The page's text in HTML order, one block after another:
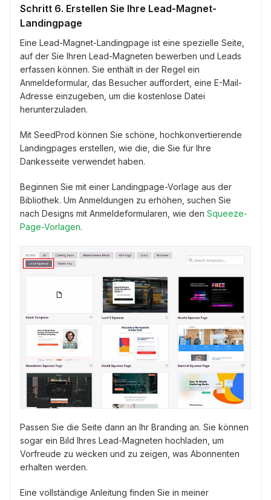
Schritt 6. Erstellen Sie Ihre Lead-Magnet-
Landingpage
Eine Lead-Magnet-Landingpage ist eine spezielle Seite,
auf der Sie Ihren Lead-Magneten bewerben und Leads
erfassen können. Sie enthält in der Regel ein
Anmeldeformular, das Besucher auffordert, eine E-Mail-
Adresse einzugeben, um die kostenlose Datei
herunterzuladen.
Mit SeedProd können Sie schöne, hochkonvertierende
Landingpages erstellen, wie die, die Sie für Ihre
Dankesseite verwendet haben.
Beginnen Sie mit einer Landingpage-Vorlage aus der
Bibliothek. Um Anmeldungen zu erhöhen, suchen Sie
nach Designs mit Anmeldeformularen, wie den Squeeze-
Page-Vorlagen.
Passen Sie die Seite dann an Ihr Branding an. Sie können
sogar ein Bild Ihres Lead-Magneten hochladen, um
Vorfreude zu wecken und zu zeigen, was Abonnenten
erhalten werden.
Eine vollständige Anleitung finden Sie in meiner